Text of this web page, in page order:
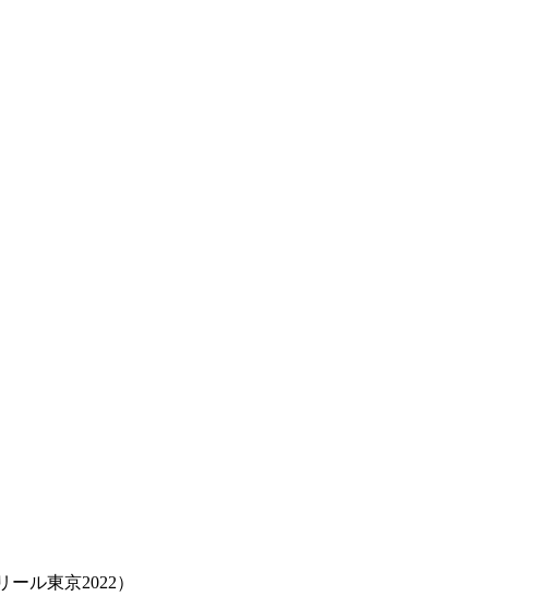
ル東京2022）